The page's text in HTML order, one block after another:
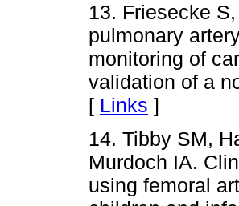
13. Friesecke
pulmonary
monitoring of
validation of a
[ Links ]
14. Tibby SM,
Murdoch IA.
using femoral